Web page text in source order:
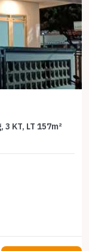
KT, LT 157m²